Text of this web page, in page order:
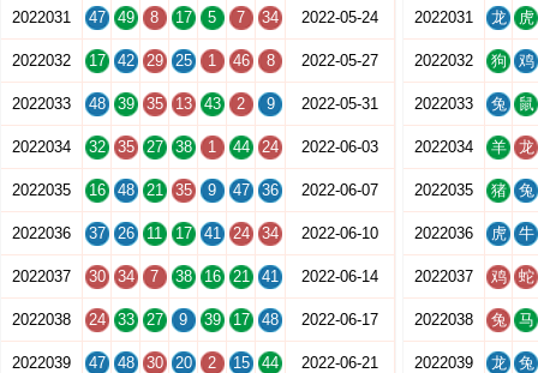
2022031 47 49 8 17 5 7 34 2022-05-24
2022032 17 42 29 25 1 46 8 2022-05-27
2022033 48 39 35 13 43 2 9 2022-05-31
2022034 32 35 27 38 1 44 24 2022-06-03
2022035 16 48 21 35 9 47 36 2022-06-07
2022036 37 26 11 17 41 24 34 2022-06-10
2022037 30 34 7 38 16 21 41 2022-06-14
2022038 24 33 27 9 39 17 48 2022-06-17
2022039 47 48 30 20 2 15 44 2022-06-21
2022031 龙 虎
2022032 狗 鸡
2022033 兔 鼠
2022034 羊 龙
2022035 猪 兔
2022036 虎 牛
2022037 鸡 蛇
2022038 兔 马
2022039 龙 兔